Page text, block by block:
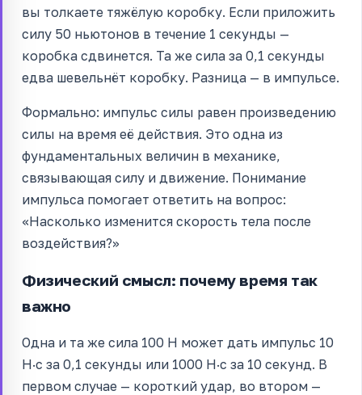
вы толкаете тяжёлую коробку. Если приложить
силу 50 ньютонов в течение 1 секунды —
коробка сдвинется. Та же сила за 0,1 секунды
едва шевельнёт коробку. Разница — в импульсе.
Формально: импульс силы равен произведению
силы на время её действия. Это одна из
фундаментальных величин в механике,
связывающая силу и движение. Понимание
импульса помогает ответить на вопрос:
«Насколько изменится скорость тела после
воздействия?»
Физический смысл: почему время так
важно
Одна и та же сила 100 Н может дать импульс 10
Н·с за 0,1 секунды или 1000 Н·с за 10 секунд. В
первом случае — короткий удар, во втором —